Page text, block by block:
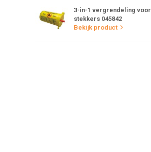
3-in-1 vergrendeling voor
stekkers 045842
Bekijk product